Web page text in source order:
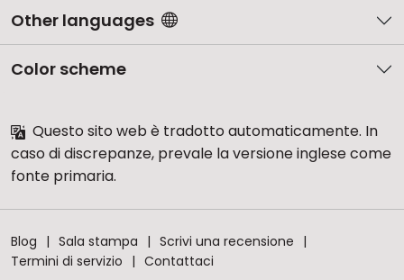
Other languages
Color scheme
Questo sito web è tradotto automaticamente. In
caso di discrepanze, prevale la versione inglese come
fonte primaria.
Blog Sala stampa
Scrivi una recensione
Termini di servizio
Contattaci